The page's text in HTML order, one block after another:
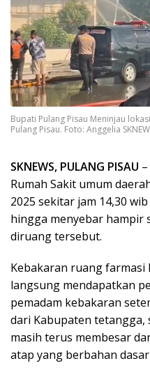
Bupati Pulang Pisau Meninjau
Pulang Pisau. Foto: Anggelia
SKNEWS, PULANG PISAU
Rumah Sakit umum
2025 sekitar jam 14,30
hingga menyebar hampir
diruang tersebut.
Kebakaran ruang farmasi
langsung mendapatkan
pemadam kebakaran
dari Kabupaten tetangga,
masih terus membesar
atap yang berbahan